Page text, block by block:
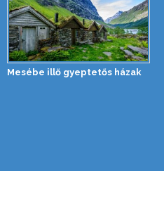
Mesébe illő gyeptetős házak